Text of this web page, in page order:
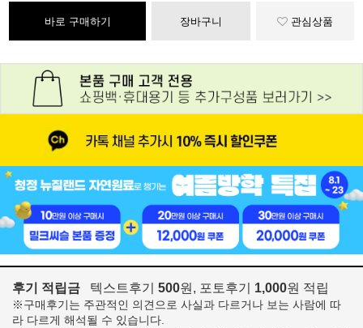
바로 구매하기 장바구니 관심상품
후기 적립금 텍스트후기 500원, 포토후기 1,000원 적립
※구매후기는 주관적인 의견으로 사실과 다르거나 보는 사람에 따
라 다르게 해석될 수 있습니다.